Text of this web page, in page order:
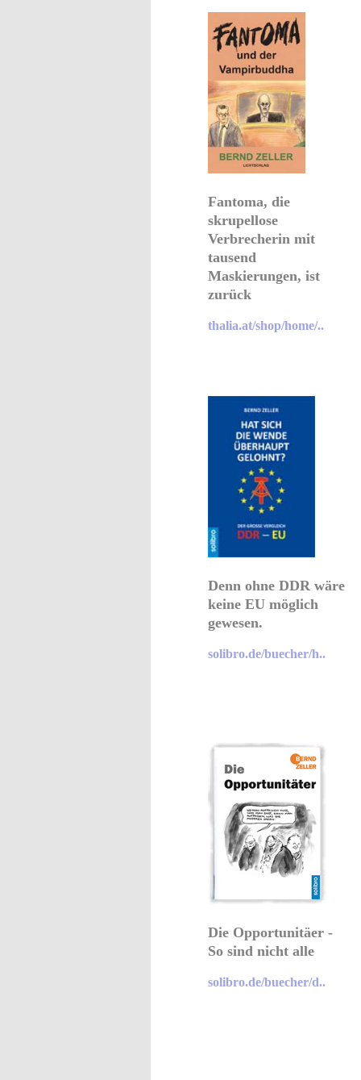
Fantoma, die
skrupellose
Verbrecherin mit
tausend
Maskierungen, ist
zurück
thalia.at/shop/home/..
Denn ohne DDR wäre
keine EU möglich
gewesen.
solibro.de/buecher/h..
Die Opportunitäer -
So sind nicht alle
solibro.de/buecher/d..